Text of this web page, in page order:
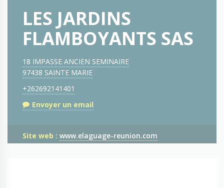
LES JARDINS
FLAMBOYANTS SAS
18 IMPASSE ANCIEN SEMINAIRE
97438 SAINTE MARIE
+262692141401
Envoyer un email
Site web : www.elaguage-reunion.com